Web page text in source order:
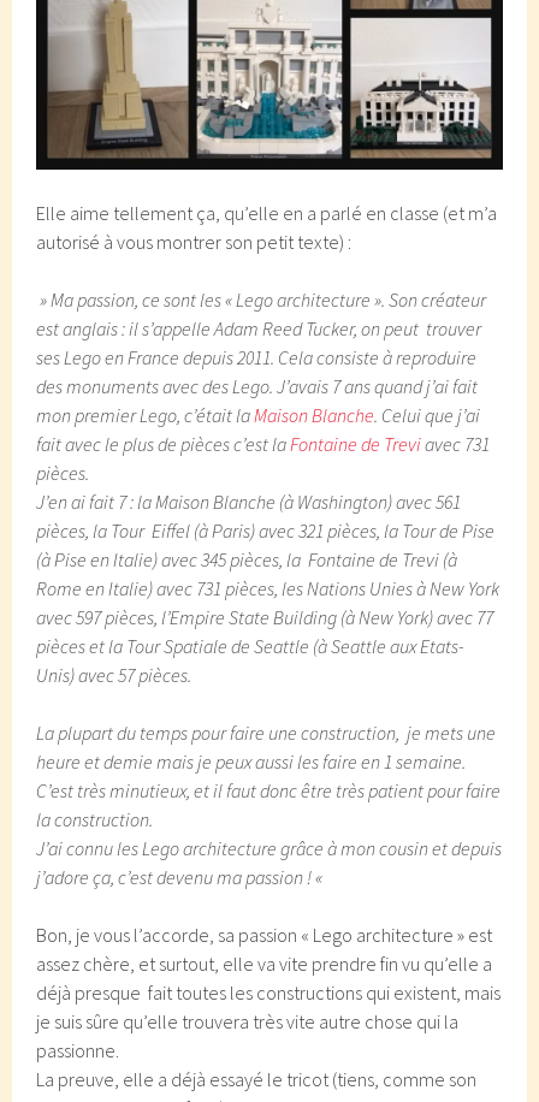
Elle aime tellement ça, qu’elle en a parlé en classe (et m’a
autorisé à vous montrer son petit texte) :
» Ma passion, ce sont les « Lego architecture ». Son créateur
est anglais : il s’appelle Adam Reed Tucker, on peut trouver
ses Lego en France depuis 2011. Cela consiste à reproduire
des monuments avec des Lego. J’avais 7 ans quand j’ai fait
mon premier Lego, c’était laMaison Blanche. Celui que j’ai
fait avec le plus de pièces c’est laFontaine de Treviavec 731
pièces.
J’en ai fait 7 : la Maison Blanche (à Washington) avec 561
pièces, la Tour Eiffel (à Paris) avec 321 pièces, la Tour de Pise
(à Pise en Italie) avec 345 pièces, la Fontaine de Trevi (à
Rome en Italie) avec 731 pièces, les Nations Unies à New York
avec 597 pièces, l’Empire State Building (à New York) avec 77
pièces et la Tour Spatiale de Seattle (à Seattle aux Etats-
Unis) avec 57 pièces.
La plupart du temps pour faire une construction, je mets une
heure et demie mais je peux aussi les faire en 1 semaine.
C’est très minutieux, et il faut donc être très patient pour faire
la construction.
J’ai connu les Lego architecture grâce à mon cousin et depuis
j’adore ça, c’est devenu ma passion ! «
Bon, je vous l’accorde, sa passion « Lego architecture » est
assez chère, et surtout, elle va vite prendre fin vu qu’elle a
déjà presque fait toutes les constructions qui existent, mais
je suis sûre qu’elle trouvera très vite autre chose qui la
passionne.
La preuve, elle a déjà essayé le tricot (tiens, comme son